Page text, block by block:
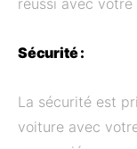
réussi avec
Sécurité :
La sécurité est
voiture avec